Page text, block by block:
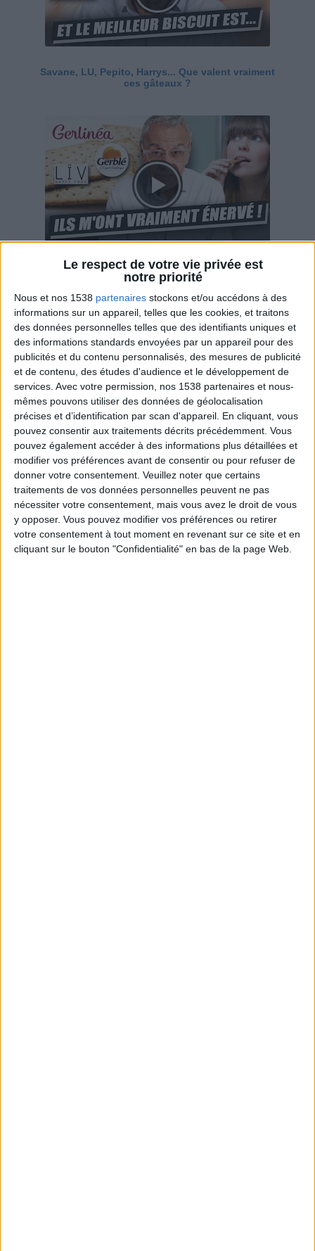
Le respect de votre vie privée est
notre priorité
Nous et nos 1538 partenaires stockons et/ou accédons à des
informations sur un appareil, telles que les cookies, et traitons
des données personnelles telles que des identifiants uniques et
des informations standards envoyées par un appareil pour des
publicités et du contenu personnalisés, des mesures de publicité
et de contenu, des études d'audience et le développement de
services. Avec votre permission, nos 1538 partenaires et nous-
mêmes pouvons utiliser des données de géolocalisation
précises et d’identification par scan d'appareil. En cliquant, vous
pouvez consentir aux traitements décrits précédemment. Vous
pouvez également accéder à des informations plus détaillées et
modifier vos préférences avant de consentir ou pour refuser de
donner votre consentement. Veuillez noter que certains
traitements de vos données personnelles peuvent ne pas
nécessiter votre consentement, mais vous avez le droit de vous
y opposer. Vous pouvez modifier vos préférences ou retirer
votre consentement à tout moment en revenant sur ce site et en
cliquant sur le bouton "Confidentialité" en bas de la page Web.
Savane, LU, Pepito, Harrys... Que valent vraiment
ces gâteaux ?
Ces marques diététiques : c'est n'importe quoi !
Webinaires en direct Voir tout
Peut-on remplacer la viande par des féculents ?
Consultation diététique du 05/08/2026